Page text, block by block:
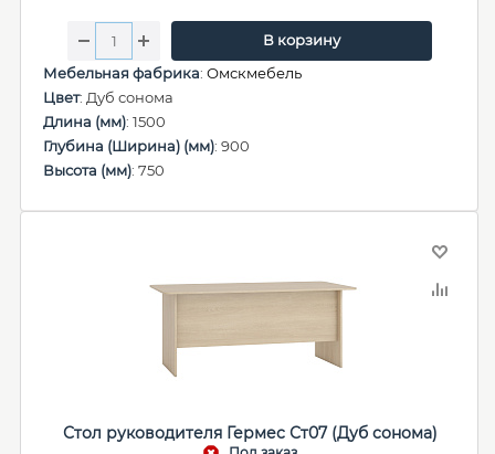
В корзину
Мебельная фабрика: Омскмебель
Цвет: Дуб сонома
Длина (мм): 1500
Глубина (Ширина) (мм): 900
Высота (мм): 750
Стол руководителя Гермес Ст07 (Дуб сонома)